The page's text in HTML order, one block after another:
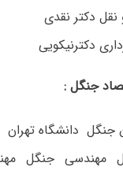
دکتر نقدی
دکترنیکویی
جنگل :
جنگل دانشگاه تهران
مهندسی جنگل